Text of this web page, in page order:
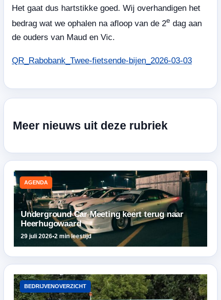
Het gaat dus hartstikke goed. Wij overhandigen het
bedrag wat we ophalen na afloop van de 2e dag aan
de ouders van Maud en Vic.
QR_Rabobank_Twee-fietsende-bijen_2026-03-03
Meer nieuws uit deze rubriek
AGENDA
Underground Car Meeting keert terug naar
Heerhugowaard
29 juli 2026•2 min leestijd
BEDRIJVENOVERZICHT